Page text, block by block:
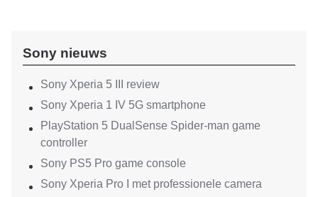
Sony nieuws
Sony Xperia 5 III review
Sony Xperia 1 IV 5G smartphone
PlayStation 5 DualSense Spider-man game
controller
Sony PS5 Pro game console
Sony Xperia Pro I met professionele camera